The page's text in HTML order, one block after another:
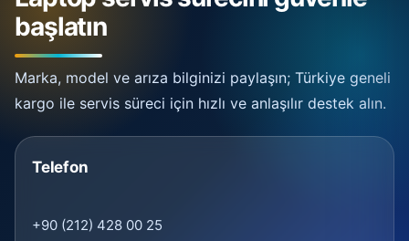
başlatın
Marka, model ve arıza bilginizi paylaşın; Türkiye geneli
kargo ile servis süreci için hızlı ve anlaşılır destek alın.
Telefon
+90 (212) 428 00 25